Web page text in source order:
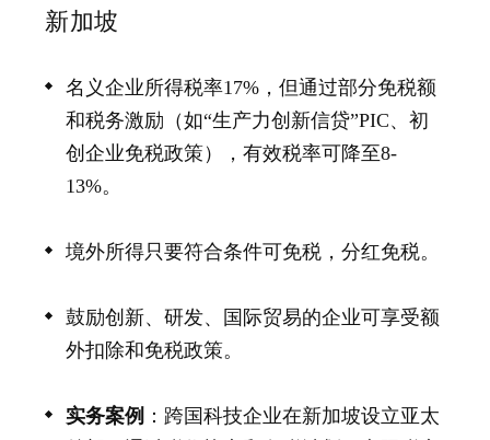
新加坡
名义企业所得税率17%，但通过部分免税额
和税务激励（如“生产力创新信贷”PIC、初
创企业免税政策），有效税率可降至8-
13%。
境外所得只要符合条件可免税，分红免税。
鼓励创新、研发、国际贸易的企业可享受额
外扣除和免税政策。
实务案例 ：跨国科技企业在新加坡设立亚太